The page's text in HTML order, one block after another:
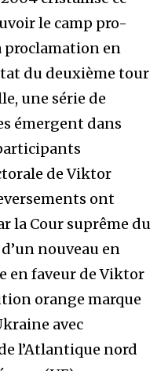
le camp pro-
proclamation en
du deuxième tour
une série de
émergent dans
de Viktor
ont
la Cour suprême du
nouveau en
en faveur de Viktor
orange marque
avec
l’Atlantique nord